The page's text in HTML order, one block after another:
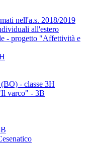
nell'a.s. 2018/2019
all'estero
- progetto "Affettività e
- classe 3H
varco" - 3B